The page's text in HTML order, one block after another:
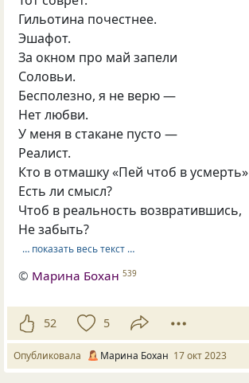
Гильотина почестнее.
Эшафот.
За окном про май запели
Соловьи.
Бесполезно, я не верю —
Нет любви.
У меня в стакане пусто —
Реалист.
Кто в отмашку «Пей чтоб в усмерть»
Есть ли смысл?
Чтоб в реальность возвратившись,
Не забыть?
… показать весь текст …
© Марина Бохан 539
52 5
Опубликовала Марина Бохан 17 окт 2023